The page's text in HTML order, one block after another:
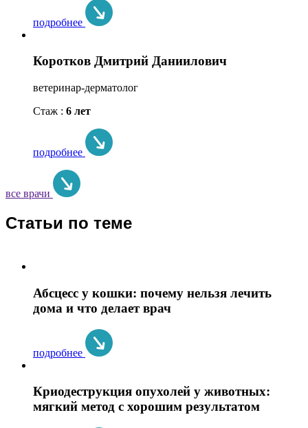
подробнее
Коротков Дмитрий Даниилович
ветеринар-дерматолог
Стаж : 6 лет
подробнее
все врачи
Статьи по теме
Абсцесс у кошки: почему нельзя лечить
дома и что делает врач
подробнее
Криодеструкция опухолей у животных:
мягкий метод с хорошим результатом